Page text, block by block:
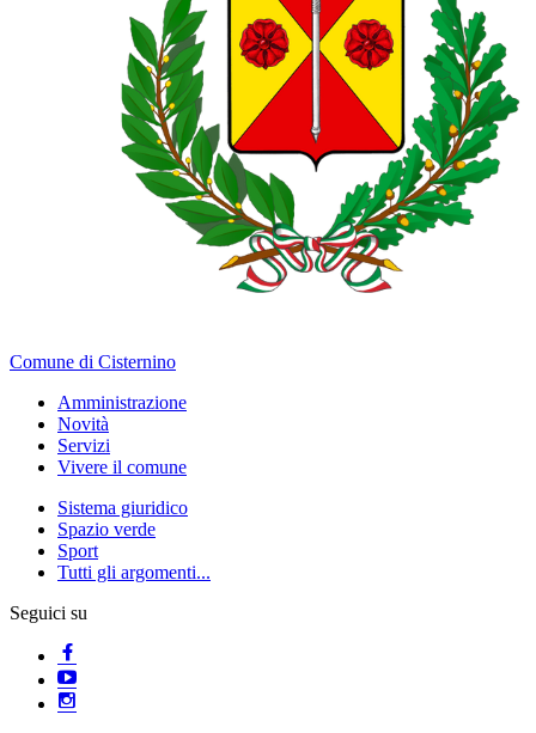
Comune di Cisternino
Amministrazione
Novità
Servizi
Vivere il comune
Sistema giuridico
Spazio verde
Sport
Tutti gli argomenti...
Seguici su